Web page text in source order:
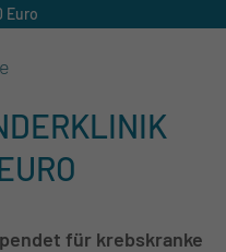
Euro
für krebskranke